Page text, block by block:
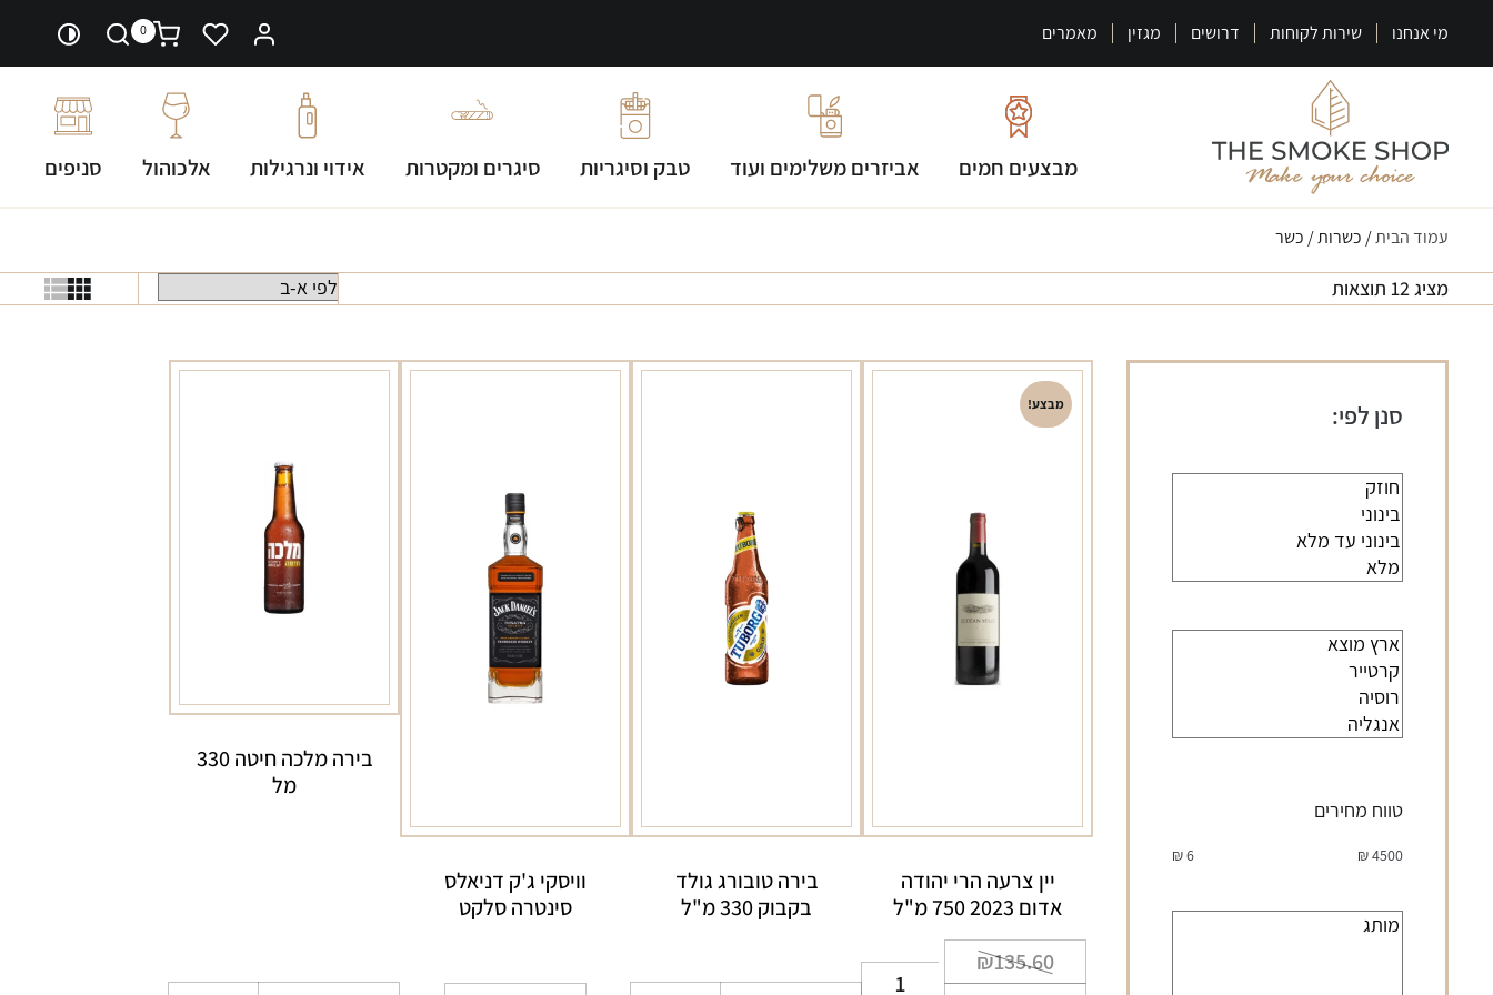
מי אנחנו שירות לקוחות דרושים מגזין מאמרים 0
מבצעים חמים אביזרים משלימים ועוד טבק וסיגריות סיגרים ומקטרות אידוי ונרגילות אלכוהול סניפים
עמוד הבית/ כשרות / כשר
מציג 12 תוצאות
סנן לפי:
טווח מחירים
4500
₪
6
₪
מבצע!
יין צרעה הרי יהודה
אדום 2023 750 מ"ל
₪135.60
המחיר
המקורי
המחיר
הנוכחי
בירה טובורג גולד
בקבוק 330 מ"ל
וויסקי ג'ק דניאלס
סינטרה סלקט
בירה מלכה חיטה 330
מל